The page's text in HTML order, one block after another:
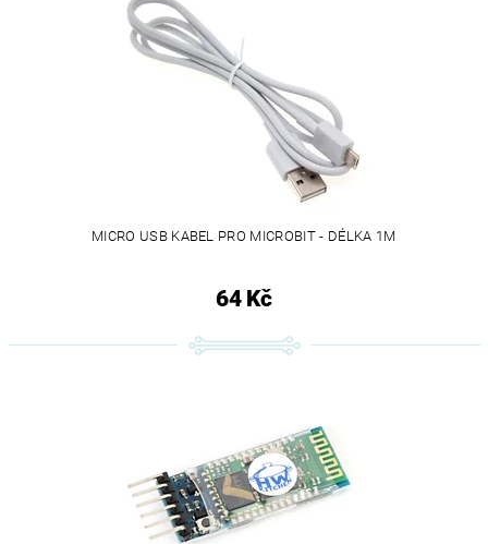
MICRO USB KABEL PRO MICROBIT - DÉLKA 1M
64 Kč